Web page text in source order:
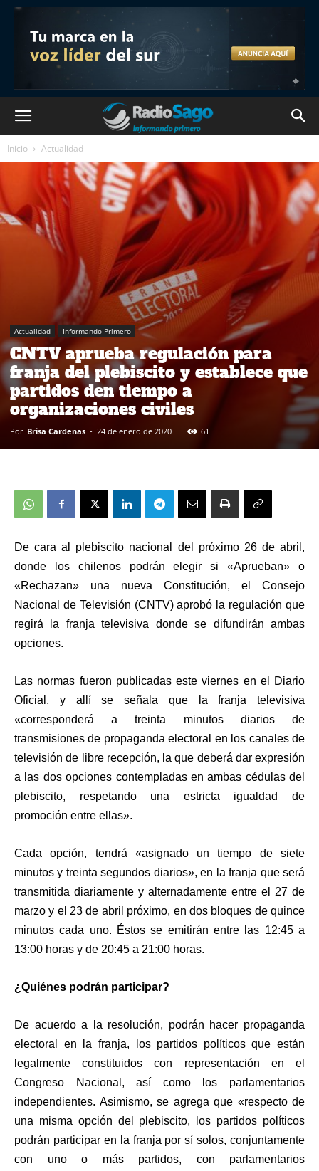
Inicio Actualidad
Actualidad Informando Primero
CNTV aprueba regulación para
franja del plebiscito y establece que
partidos den tiempo a
organizaciones civiles
Por Brisa Cardenas - 24 de enero de 2020 61
De cara al plebiscito nacional del próximo 26 de abril,
donde los chilenos podrán elegir si «Aprueban» o
«Rechazan» una nueva Constitución, el Consejo
Nacional de Televisión (CNTV) aprobó la regulación que
regirá la franja televisiva donde se difundirán ambas
opciones.
Las normas fueron publicadas este viernes en el Diario
Oficial, y allí se señala que la franja televisiva
«corresponderá a treinta minutos diarios de
transmisiones de propaganda electoral en los canales de
televisión de libre recepción, la que deberá dar expresión
a las dos opciones contempladas en ambas cédulas del
plebiscito, respetando una estricta igualdad de
promoción entre ellas».
Cada opción, tendrá «asignado un tiempo de siete
minutos y treinta segundos diarios», en la franja que será
transmitida diariamente y alternadamente entre el 27 de
marzo y el 23 de abril próximo, en dos bloques de quince
minutos cada uno. Éstos se emitirán entre las 12:45 a
13:00 horas y de 20:45 a 21:00 horas.
¿Quiénes podrán participar?
De acuerdo a la resolución, podrán hacer propaganda
electoral en la franja, los partidos políticos que están
legalmente constituidos con representación en el
Congreso Nacional, así como los parlamentarios
independientes. Asimismo, se agrega que «respecto de
una misma opción del plebiscito, los partidos políticos
podrán participar en la franja por sí solos, conjuntamente
con uno o más partidos, con parlamentarios